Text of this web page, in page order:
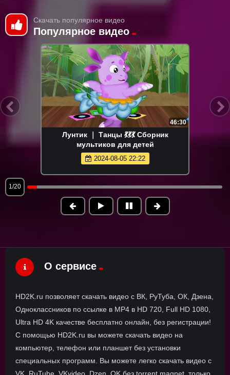
Скачать популярное видео
Популярное видео
46:30
Лунтик ｜ Танцы 💃💃💃 Сборник
мультиков для детей
2024-08-05 22:22
1/20
О сервисе
HD2K.ru позволяет скачать видео с ВК, РуТуба, ОК, Дзена,
Одноклассников по ссылке в MP4 в HD 720, Full HD 1080,
Ultra HD 4K качестве бесплатно онлайн, без регистрации!
С помощью HD2K.ru вы можете скачать видео на
компьютер, телефон или планшет без установки
специальных программ. Вы можете легко скачать видео с